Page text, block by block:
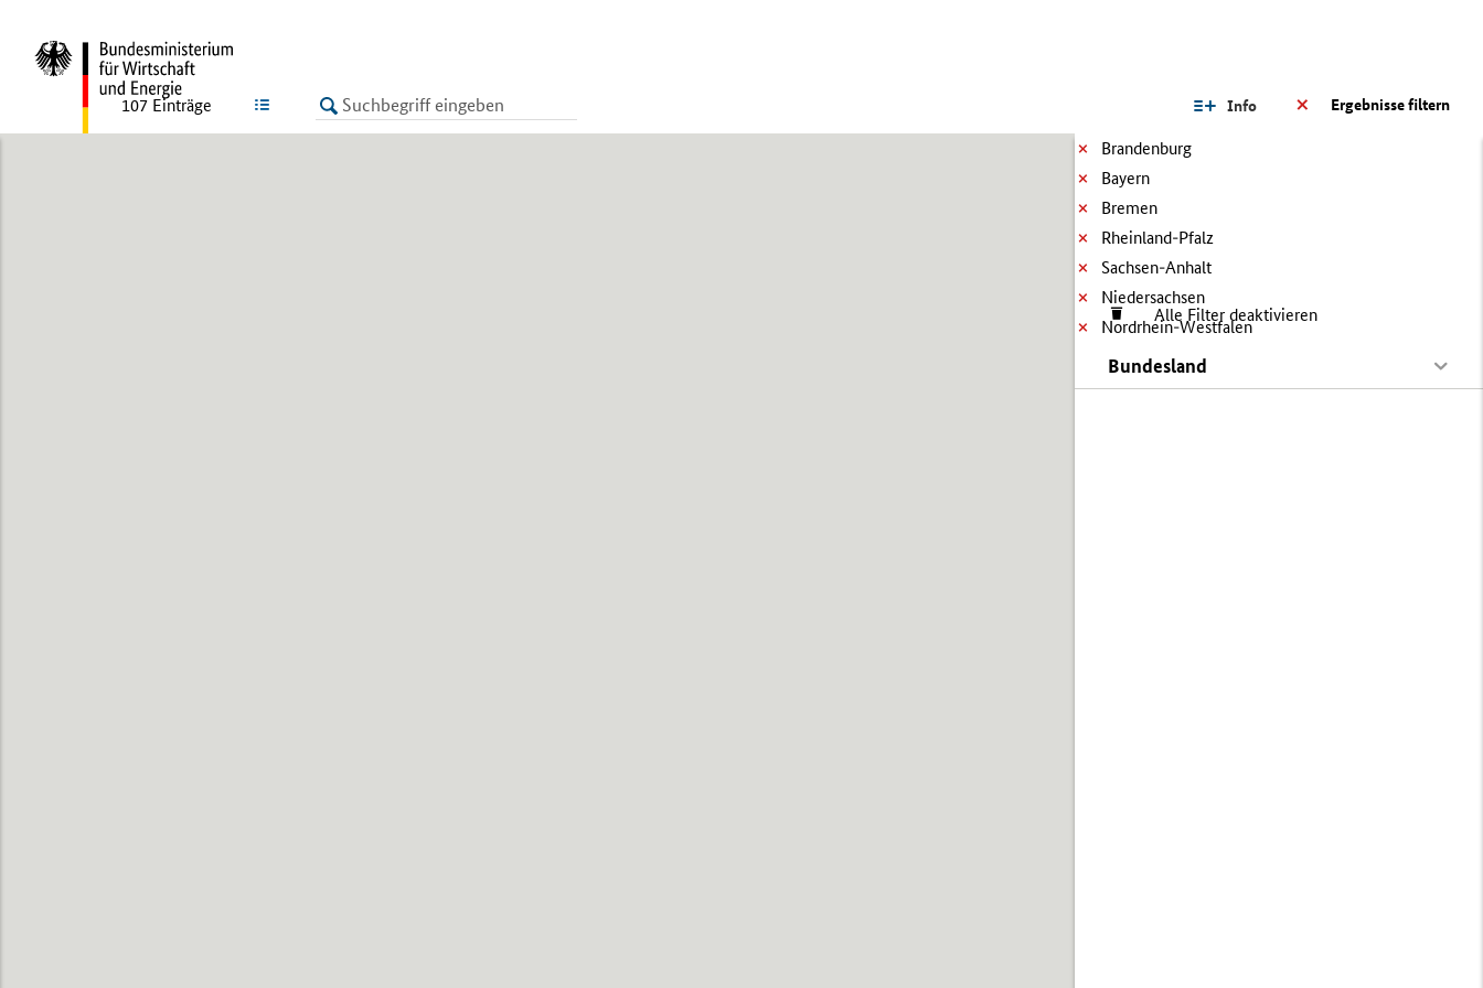
LISTE Ergebnisse filtern
Info
Brandenburg
Bayern
Bremen
Rheinland-Pfalz
Sachsen-Anhalt
Niedersachsen
Nordrhein-Westfalen
Alle Filter deaktivieren
Bundesland
107 Einträge